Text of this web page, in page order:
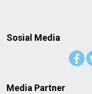
Sosial Media
Media Partner